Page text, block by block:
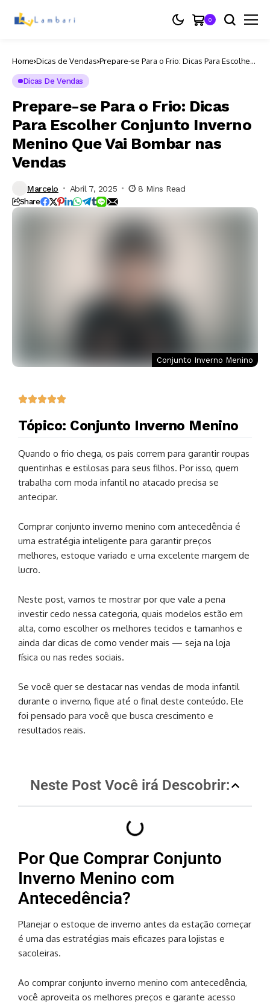
0
Home Dicas de Vendas Prepare-se Para o Frio: Dicas Para Escolher
Dicas De Vendas
Prepare-se Para o Frio: Dicas
Para Escolher Conjunto Inverno
Menino Que Vai Bombar nas
Vendas
Marcelo Abril 7, 2025 8 Mins Read
Share
Conjunto Inverno Menino
Tópico: Conjunto Inverno Menino
Quando o frio chega, os pais correm para garantir roupas
quentinhas e estilosas para seus filhos. Por isso, quem
trabalha com moda infantil no atacado precisa se
antecipar.
Comprar conjunto inverno menino com antecedência é
uma estratégia inteligente para garantir preços
melhores, estoque variado e uma excelente margem de
lucro.
Neste post, vamos te mostrar por que vale a pena
investir cedo nessa categoria, quais modelos estão em
alta, como escolher os melhores tecidos e tamanhos e
ainda dar dicas de como vender mais — seja na loja
física ou nas redes sociais.
Se você quer se destacar nas vendas de moda infantil
durante o inverno, fique até o final deste conteúdo. Ele
foi pensado para você que busca crescimento e
resultados reais.
Neste Post Você irá Descobrir:
Por Que Comprar Conjunto
Inverno Menino com
Antecedência?
Planejar o estoque de inverno antes da estação começar
é uma das estratégias mais eficazes para lojistas e
sacoleiras.
Ao comprar conjunto inverno menino com antecedência,
você aproveita os melhores preços e garante acesso